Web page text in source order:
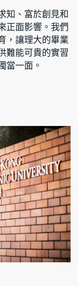
知、富於創見和
正面影響。我們
，讓理大的畢業
難能可貴的實習
當一面。